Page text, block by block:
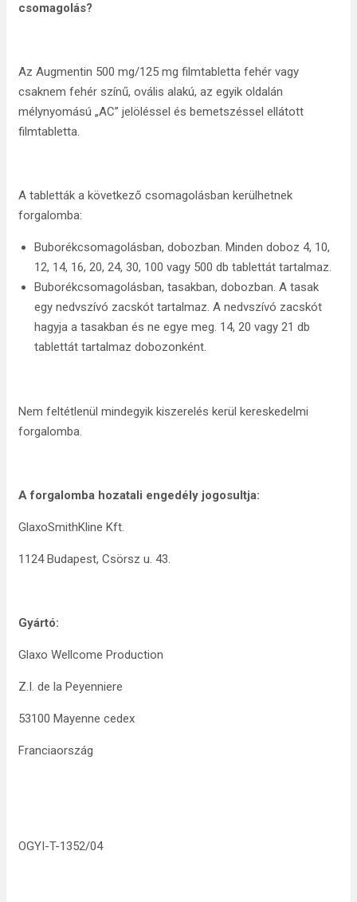
csomagolás?
Az Augmentin 500 mg/125 mg filmtabletta fehér vagy
csaknem fehér színű, ovális alakú, az egyik oldalán
mélynyomású „AC” jelöléssel és bemetszéssel ellátott
filmtabletta.
A tabletták a következő csomagolásban kerülhetnek
forgalomba:
Buborékcsomagolásban, dobozban. Minden doboz 4, 10,
12, 14, 16, 20, 24, 30, 100 vagy 500 db tablettát tartalmaz.
Buborékcsomagolásban, tasakban, dobozban. A tasak
egy nedvszívó zacskót tartalmaz. A nedvszívó zacskót
hagyja a tasakban és ne egye meg. 14, 20 vagy 21 db
tablettát tartalmaz dobozonként.
Nem feltétlenül mindegyik kiszerelés kerül kereskedelmi
forgalomba.
A forgalomba hozatali engedély jogosultja:
GlaxoSmithKline Kft.
1124 Budapest, Csörsz u. 43.
Gyártó:
Glaxo Wellcome Production
Z.I. de la Peyenniere
53100 Mayenne cedex
Franciaország
OGYI-T-1352/04